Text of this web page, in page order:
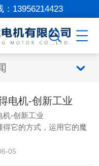
13956214423
电机-创新工业
机-创新工业
得它的方式，运用它的魔
05